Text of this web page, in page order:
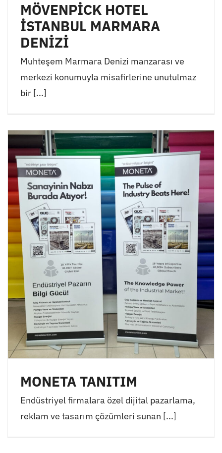
MÖVENPİCK HOTEL
İSTANBUL MARMARA
DENİZİ
Muhteşem Marmara Denizi manzarası ve
merkezi konumuyla misafirlerine unutulmaz
bir [...]
MONETA TANITIM
Endüstriyel firmalara özel dijital pazarlama,
reklam ve tasarım çözümleri sunan [...]